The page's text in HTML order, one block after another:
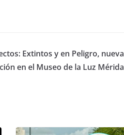
Extintos y en Peligro, nueva
en el Museo de la Luz Mérida